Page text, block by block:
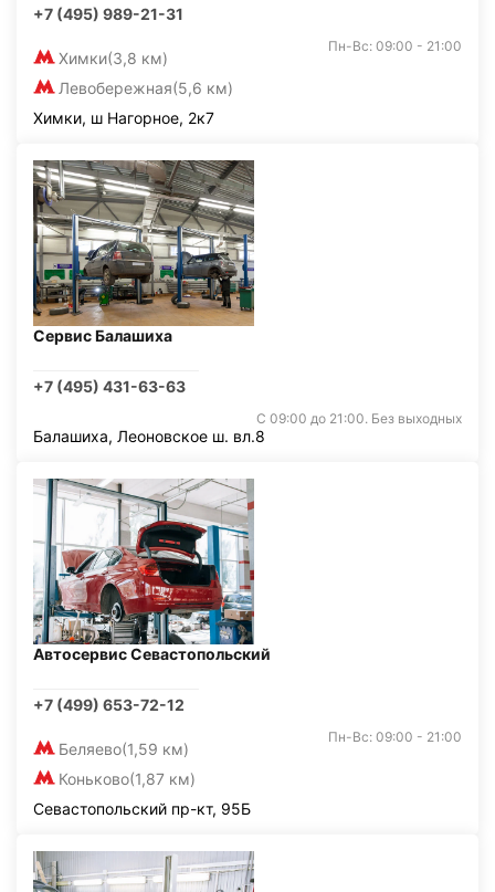
+7 (495) 989-21-31
Химки(3,8 км)
Левобережная(5,6 км)
Пн-Вс: 09:00 - 21:00
Химки, ш Нагорное, 2к7
Сервис Балашиха
+7 (495) 431-63-63
С 09:00 до 21:00. Без выходных
Балашиха, Леоновское ш. вл.8
Автосервис Севастопольский
+7 (499) 653-72-12
Беляево(1,59 км)
Коньково(1,87 км)
Пн-Вс: 09:00 - 21:00
Севастопольский пр-кт, 95Б